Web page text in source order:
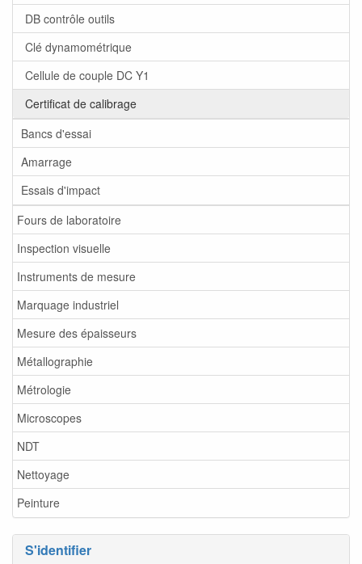
DB contrôle outils
Clé dynamométrique
Cellule de couple DC Y1
Certificat de calibrage
Bancs d'essai
Amarrage
Essais d'impact
Fours de laboratoire
Inspection visuelle
Instruments de mesure
Marquage industriel
Mesure des épaisseurs
Métallographie
Métrologie
Microscopes
NDT
Nettoyage
Peinture
S'identifier